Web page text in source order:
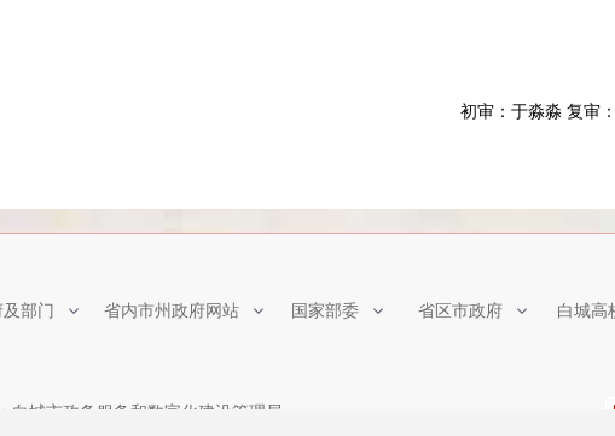
初审：于淼淼 复审
部门 省内市州政府网站 国家部委 省区市政府 白城高
城市政务服务和数字化建设管理局